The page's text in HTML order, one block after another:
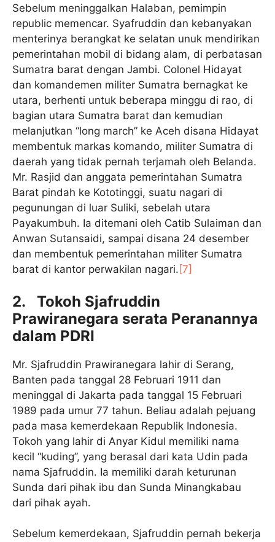
Sebelum meninggalkan Halaban, pemimpin
republic memencar. Syafruddin dan kebanyakan
menterinya berangkat ke selatan unuk mendirikan
pemerintahan mobil di bidang alam, di perbatasan
Sumatra barat dengan Jambi. Colonel Hidayat
dan komandemen militer Sumatra bernagkat ke
utara, berhenti untuk beberapa minggu di rao, di
bagian utara Sumatra barat dan kemudian
melanjutkan “long march” ke Aceh disana Hidayat
membentuk markas komando, militer Sumatra di
daerah yang tidak pernah terjamah oleh Belanda.
Mr. Rasjid dan anggata pemerintahan Sumatra
Barat pindah ke Kototinggi, suatu nagari di
pegunungan di luar Suliki, sebelah utara
Payakumbuh. Ia ditemani oleh Catib Sulaiman dan
Anwan Sutansaidi, sampai disana 24 desember
dan membentuk pemerintahan militer Sumatra
barat di kantor perwakilan nagari. [7]
2. Tokoh Sjafruddin
Prawiranegara serata Peranannya
dalam PDRI
Mr. Sjafruddin Prawiranegara lahir di Serang,
Banten pada tanggal 28 Februari 1911 dan
meninggal di Jakarta pada tanggal 15 Februari
1989 pada umur 77 tahun. Beliau adalah pejuang
pada masa kemerdekaan Republik Indonesia.
Tokoh yang lahir di Anyar Kidul memiliki nama
kecil “kuding”, yang berasal dari kata Udin pada
nama Sjafruddin. Ia memiliki darah keturunan
Sunda dari pihak ibu dan Sunda Minangkabau
dari pihak ayah.
Sebelum kemerdekaan, Sjafruddin pernah bekerja